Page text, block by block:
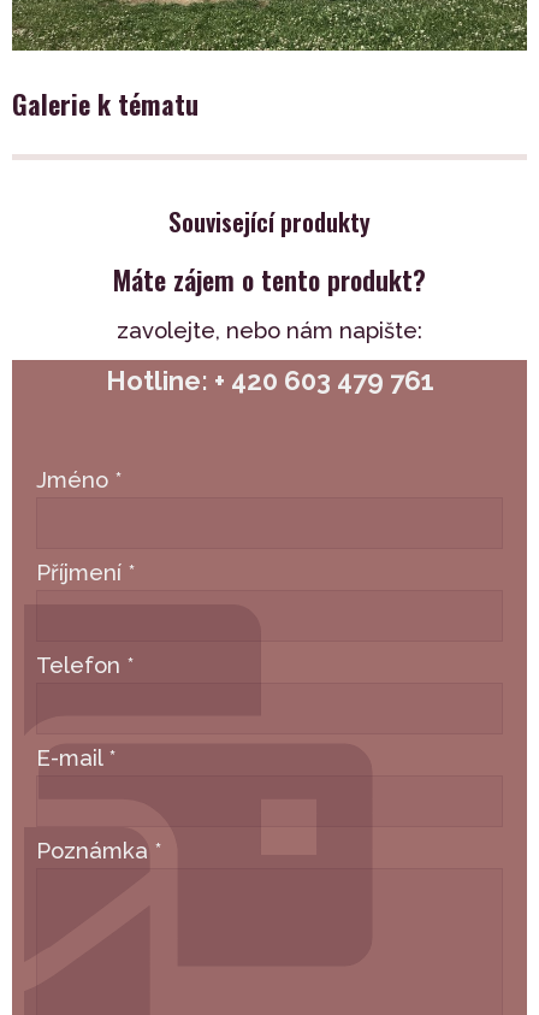
Galerie k tématu
Související produkty
Máte zájem o tento produkt?
zavolejte, nebo nám napište:
Hotline: + 420 603 479 761
Jméno *
Příjmení *
Telefon *
E-mail *
Poznámka *